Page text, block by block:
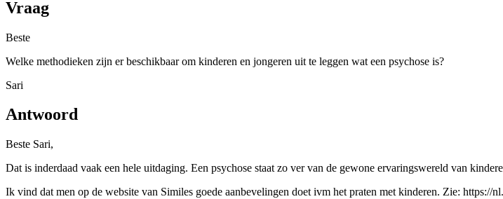
Vraag
Beste
Welke methodieken zijn er beschikbaar om kinderen en jongeren uit te leggen wat een psychose is?
Sari
Antwoord
Beste Sari,
Dat is inderdaad vaak een hele uitdaging. Een psychose staat zo ver van de gewone ervaringswereld van
Ik vind dat men op de website van Similes goede aanbevelingen doet ivm het praten met kinderen. Zie: https://